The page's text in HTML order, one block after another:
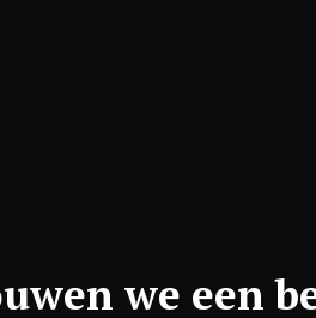
we een